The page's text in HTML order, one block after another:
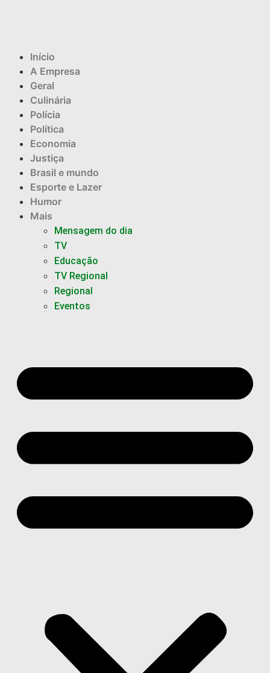
Início
A Empresa
Geral
Culinária
Polícia
Política
Economia
Justiça
Brasil e mundo
Esporte e Lazer
Humor
Mais
Mensagem do dia
TV
Educação
TV Regional
Regional
Eventos